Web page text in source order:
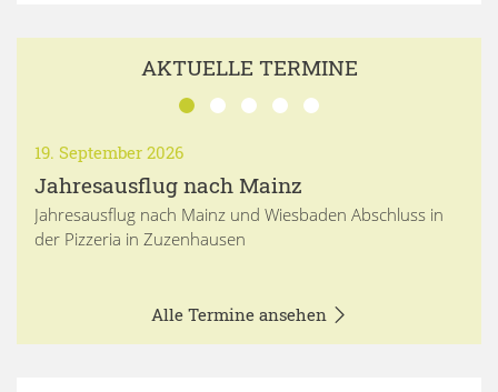
AKTUELLE TERMINE
19. September 2026
Jahresausflug nach Mainz
Jahresausflug nach Mainz und Wiesbaden Abschluss in
der Pizzeria in Zuzenhausen
Alle Termine ansehen